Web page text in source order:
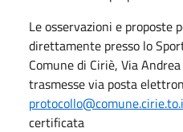
Le osservazioni e proposte
direttamente presso lo
Comune di Ciriè, Via
trasmesse via posta
certificata